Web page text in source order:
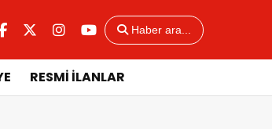
Haber ara...
RESMİ İLANLAR